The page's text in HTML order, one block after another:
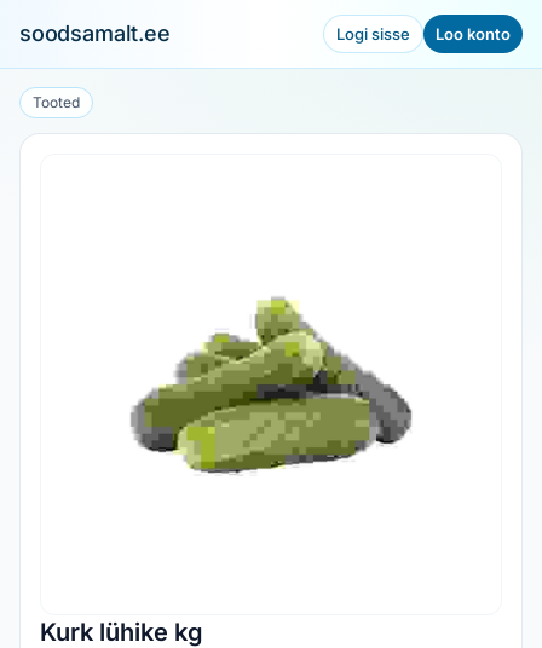
soodsamalt.ee Logi sisse Loo konto
Tooted
Kurk lühike kg